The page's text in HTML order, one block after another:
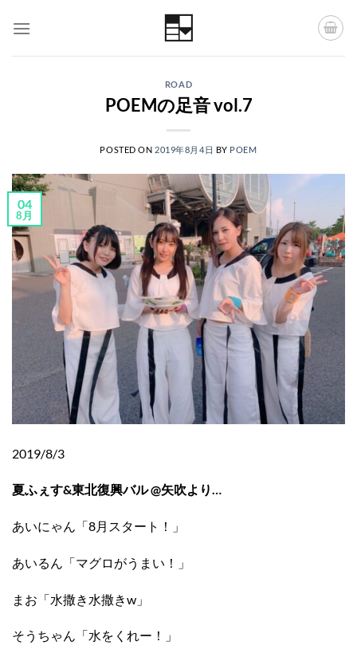
ROAD
POEMの足音 vol.7
POSTED ON 2019年8月4日 BY POEM
04
8月
2019/8/3
夏ふぇす&東北復興バル @矢吹より…
あいにゃん「8月スタート！」
あいるん「マグロがうまい！」
まお「水撒き水撒きw」
そうちゃん「水をくれー！」